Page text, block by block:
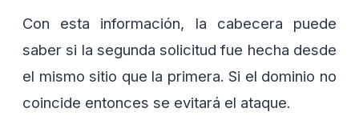
Con esta información, la cabecera puede
saber si la segunda solicitud fue hecha desde
el mismo sitio que la primera. Si el dominio no
coincide entonces se evitará el ataque.